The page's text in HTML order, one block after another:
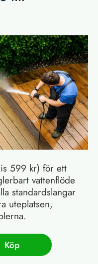
599 kr) för ett
vattenflöde
standardslangar
uteplatsen,
Köp